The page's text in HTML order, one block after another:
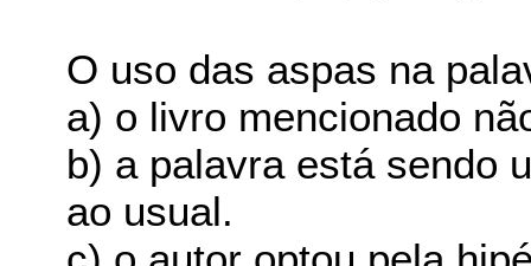
O uso das aspas na
a) o livro mencionado
b) a palavra está sendo
ao usual.